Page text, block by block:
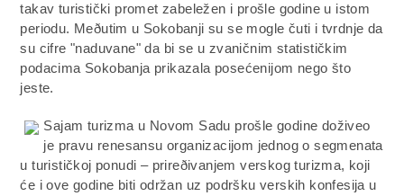
takav turistički promet zabeležen i prošle godine u istom
periodu. Meðutim u Sokobanji su se mogle čuti i tvrdnje da
su cifre "naduvane" da bi se u zvaničnim statističkim
podacima Sokobanja prikazala posećenijom nego što
jeste.
Sajam turizma u Novom Sadu prošle godine doživeo
je pravu renesansu organizacijom jednog o segmenata
u turističkoj ponudi – prireðivanjem verskog turizma, koji
će i ove godine biti održan uz podršku verskih konfesija u